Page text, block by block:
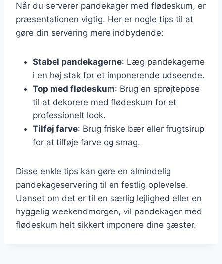
Når du serverer pandekager med flødeskum, er
præsentationen vigtig. Her er nogle tips til at
gøre din servering mere indbydende:
Stabel pandekagerne: Læg pandekagerne
i en høj stak for et imponerende udseende.
Top med flødeskum: Brug en sprøjtepose
til at dekorere med flødeskum for et
professionelt look.
Tilføj farve: Brug friske bær eller frugtsirup
for at tilføje farve og smag.
Disse enkle tips kan gøre en almindelig
pandekageservering til en festlig oplevelse.
Uanset om det er til en særlig lejlighed eller en
hyggelig weekendmorgen, vil pandekager med
flødeskum helt sikkert imponere dine gæster.